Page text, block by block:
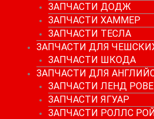
ЗАПЧАСТИ ДОДЖ
ЗАПЧАСТИ ХАММЕР
ЗАПЧАСТИ ТЕСЛА
ЗАПЧАСТИ ДЛЯ
ЗАПЧАСТИ ШКОДА
ЗАПЧАСТИ ДЛЯ
ЗАПЧАСТИ ЛЕНД
ЗАПЧАСТИ ЯГУАР
ЗАПЧАСТИ РОЛЛС